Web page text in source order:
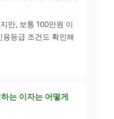
만, 보통 100만원 이
등급 조건도 확인해
는 이자는 어떻게